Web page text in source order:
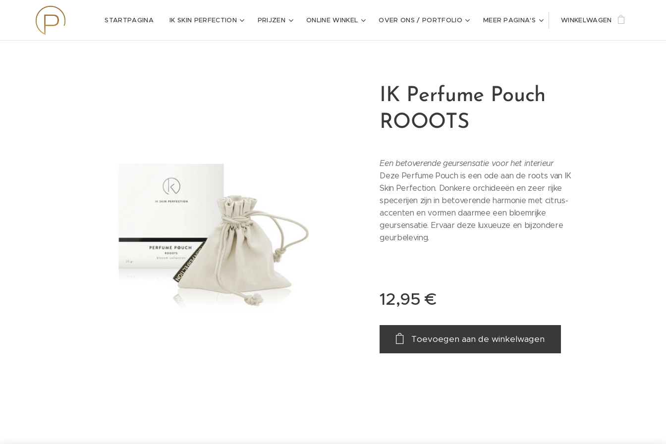
STARTPAGINA IK SKIN PERFECTION PRIJZEN ONLINE WINKEL OVER ONS / PORTFOLIO MEER PAGINA'S WINKELWAGEN
IK Perfume Pouch
ROOOTS
Een betoverende geursensatie voor het interieur
Deze Perfume Pouch is een ode aan de roots van IK
Skin Perfection. Donkere orchideeën en zeer rijke
specerijen zijn in betoverende harmonie met citrus-
accenten en vormen daarmee een bloemrijke
geursensatie. Ervaar deze luxueuze en bijzondere
geurbeleving.
12,95 €
Toevoegen aan de winkelwagen